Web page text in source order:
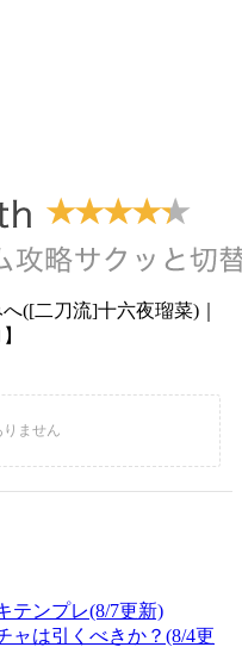
([二刀流]十六夜瑠菜)｜
テンプレ(8/7更新)
ャは引くべきか？(8/4更